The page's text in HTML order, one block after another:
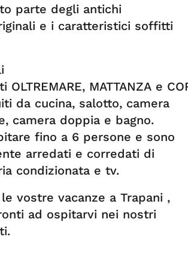
parte degli antichi
e i caratteristici soffitti
MATTANZA e
da cucina, salotto, camera
camera doppia e bagno.
fino a 6 persone e sono
arredati e corredati di
condizionata e tv.
vostre vacanze a Trapani ,
ad ospitarvi nei nostri